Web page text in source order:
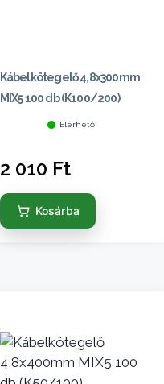
Kábelkötegelő 4,8x300mm
MIX5 100 db (K100/200)
Elérhető
2 010 Ft
Kosárba